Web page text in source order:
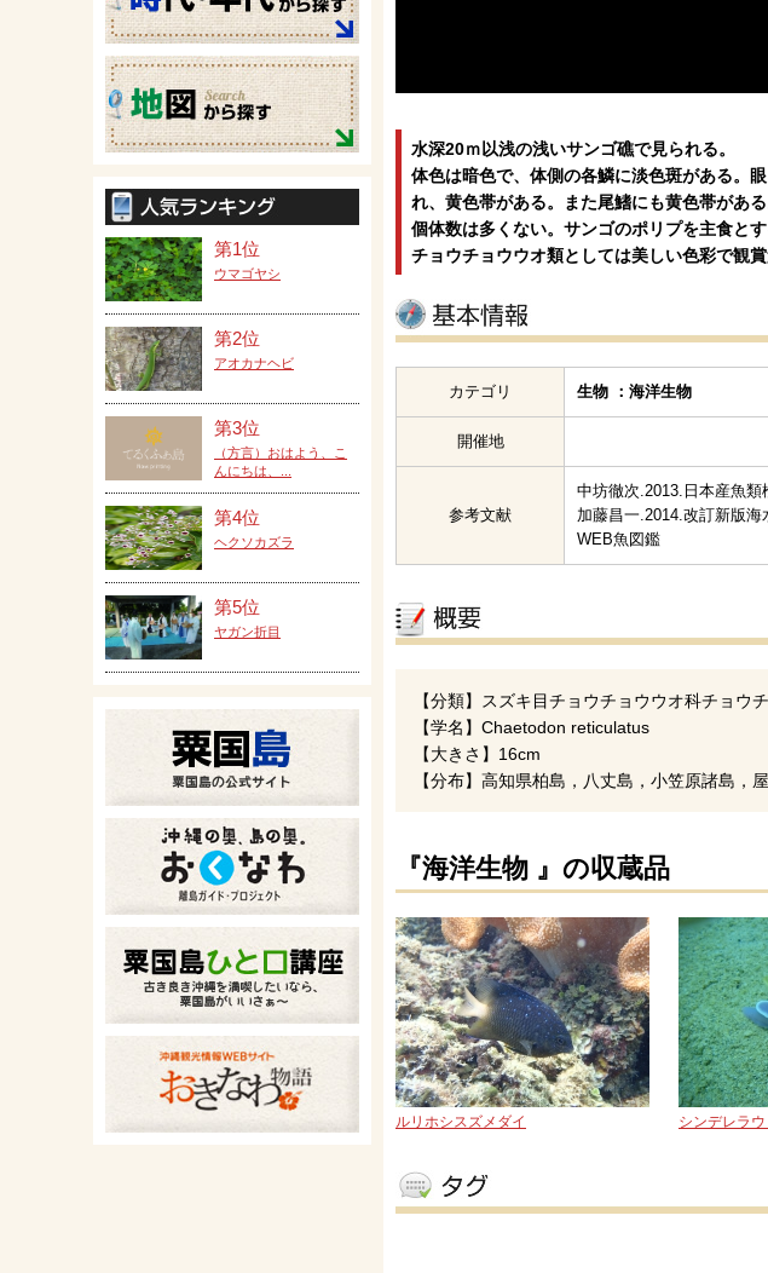
水深20ｍ以浅の浅いサンゴ礁で見られる。
体色は暗色で、体側の各鱗に淡色斑がある。
れ、黄色帯がある。また尾鰭にも黄色帯がある
個体数は多くない。サンゴのポリプを主食とす
チョウチョウウオ類としては美しい色彩で観
カテゴリ 生物 ：海洋生物
開催地
参考文献
中坊徹次.2013.日本産魚
加藤昌一.2014.改訂新版海
WEB魚図鑑
【分類】スズキ目チョウチョウウオ科チョウ
【学名】Chaetodon reticulatus
【大きさ】16cm
【分布】高知県柏島，八丈島，小笠原諸島，
『海洋生物 』の収蔵品
ルリホシスズメダイ シンデレラ
第1位
ウマゴヤシ
第2位
アオカナヘビ
第3位
（方言）おはよう、こ
んにちは、...
第4位
ヘクソカズラ
第5位
ヤガン折目